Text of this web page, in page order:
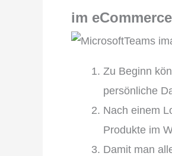
im
Zu Beginn
persönliche
Nach einem
Produkte im
Damit man